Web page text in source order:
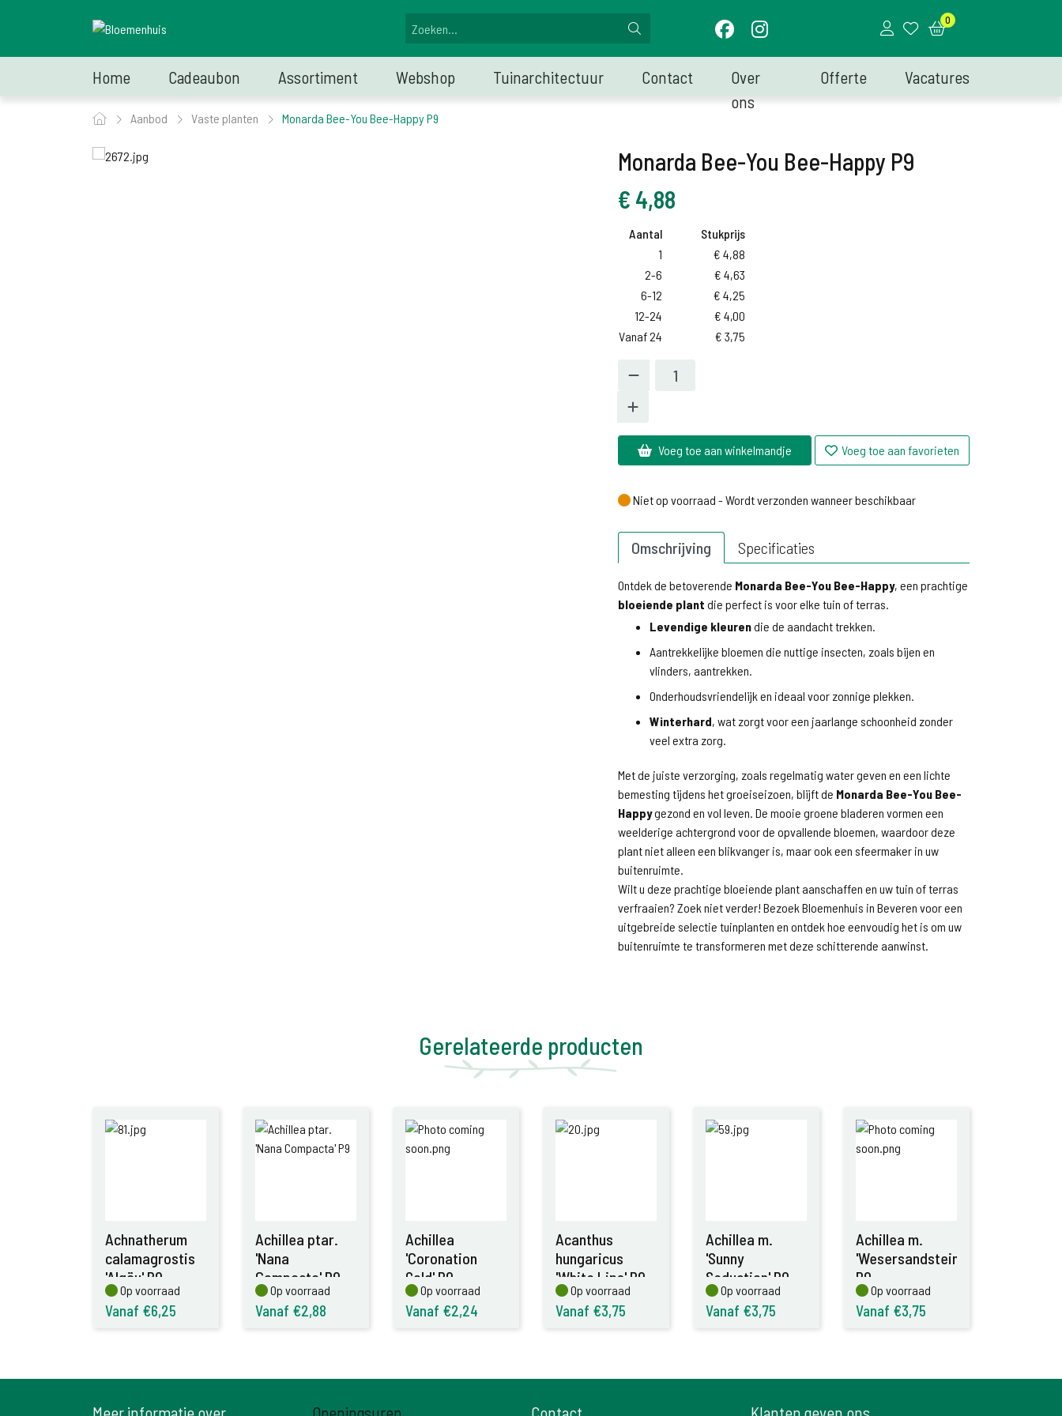
0
Home Cadeaubon Assortiment Webshop Tuinarchitectuur Contact
Over
ons
Offerte Vacatures
Aanbod Vaste planten Monarda Bee-You Bee-Happy P9
Monarda Bee-You Bee-Happy P9
€ 4,88
Aantal
Stukprijs
1
€ 4,88
2-6
€ 4,63
6-12
€ 4,25
12-24
€ 4,00
Vanaf 24
€ 3,75
Voeg toe aan winkelmandje Voeg toe aan favorieten
Niet op voorraad - Wordt verzonden wanneer beschikbaar
Niet op voorraad - Wordt verzonden wanneer beschikbaar
Omschrijving Specificaties
Ontdek de betoverende Monarda Bee-You Bee-Happy, een prachtige
bloeiende plant die perfect is voor elke tuin of terras.
Levendige kleurendie de aandacht trekken.
Aantrekkelijke bloemen die nuttige insecten, zoals bijen en
vlinders, aantrekken.
Onderhoudsvriendelijk en ideaal voor zonnige plekken.
Winterhard, wat zorgt voor een jaarlange schoonheid zonder
veel extra zorg.
Met de juiste verzorging, zoals regelmatig water geven en een lichte
bemesting tijdens het groeiseizoen, blijft de Monarda Bee-You Bee-
Happygezond en vol leven. De mooie groene bladeren vormen een
weelderige achtergrond voor de opvallende bloemen, waardoor deze
plant niet alleen een blikvanger is, maar ook een sfeermaker in uw
buitenruimte.
Wilt u deze prachtige bloeiende plant aanschaffen en uw tuin of terras
verfraaien? Zoek niet verder! Bezoek Bloemenhuis in Beveren voor een
uitgebreide selectie tuinplanten en ontdek hoe eenvoudig het is om uw
buitenruimte te transformeren met deze schitterende aanwinst.
Gerelateerde producten
Achnatherum
calamagrostis
'Algäu' P9
Op voorraad
Op voorraad
Vanaf €6,25
Achillea ptar.
'Nana
Compacta' P9
Op voorraad
Op voorraad
Vanaf €2,88
Achillea
'Coronation
Gold' P9
Op voorraad
Op voorraad
Vanaf €2,24
Acanthus
hungaricus
'White Lips' P9
Op voorraad
Op voorraad
Vanaf €3,75
Achillea m.
'Sunny
Seduction' P9
Op voorraad
Op voorraad
Vanaf €3,75
Achillea m.
'Wesersandstein'
P9
Op voorraad
Op voorraad
Vanaf €3,75